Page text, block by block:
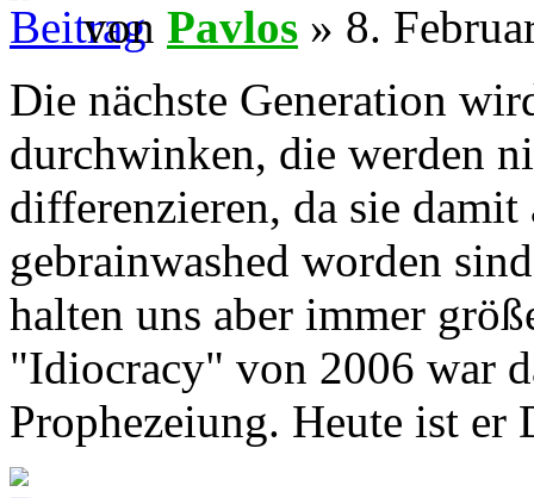
von Pavlos » 8.
Die nächste Generation
durchwinken, die werden
differenzieren, da sie damit
gebrainwashed worden
halten uns aber immer
"Idiocracy" von 2006 war
Prophezeiung. Heute ist er